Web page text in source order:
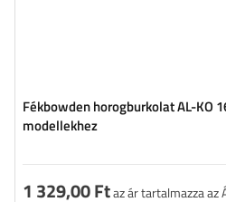
Fékbowden horogburkolat AL-KO
modellekhez
1 329,00 Ftaz ár tartalmazza az